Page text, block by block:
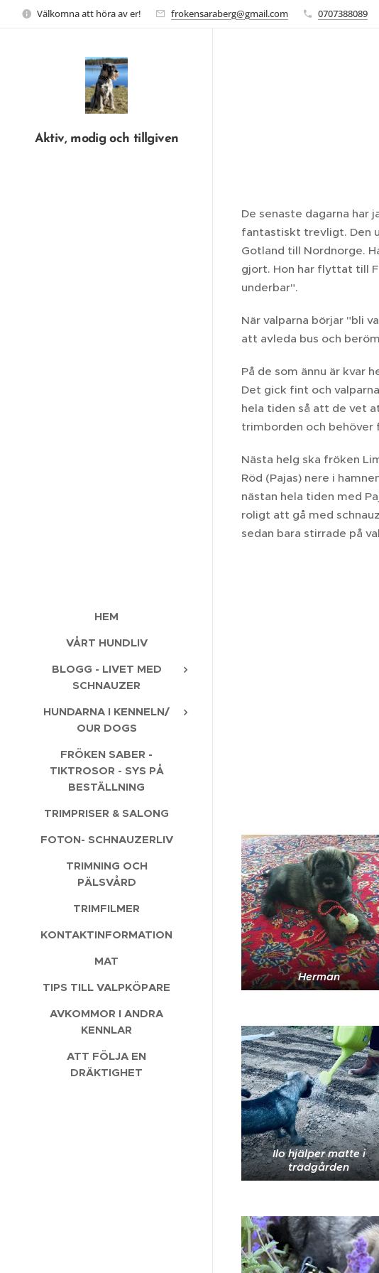
Välkomna att höra av er! frokensaraberg@gmail.com 0707388089
Aktiv, modig och tillgiven
HEM
VÅRT HUNDLIV
BLOGG - LIVET MED
SCHNAUZER
HUNDARNA I KENNELN/
OUR DOGS
FRÖKEN SABER -
TIKTROSOR - SYS PÅ
BESTÄLLNING
TRIMPRISER & SALONG
FOTON- SCHNAUZERLIV
TRIMNING OCH
PÄLSVÅRD
TRIMFILMER
KONTAKTINFORMATION
MAT
TIPS TILL VALPKÖPARE
AVKOMMOR I ANDRA
KENNLAR
ATT FÖLJA EN
DRÄKTIGHET
De senaste dagarna har
fantastiskt trevligt. Den
Gotland till Nordnorge.
gjort. Hon har flyttat till
underbar".
När valparna börjar "bli
att avleda bus och
På de som ännu är kvar
Det gick fint och
hela tiden så att de vet
trimborden och behöver
Nästa helg ska fröken
Röd (Pajas) nere i
nästan hela tiden med
roligt att gå med
sedan bara stirrade på
Herman
Ilo hjälper matte i
trädgården